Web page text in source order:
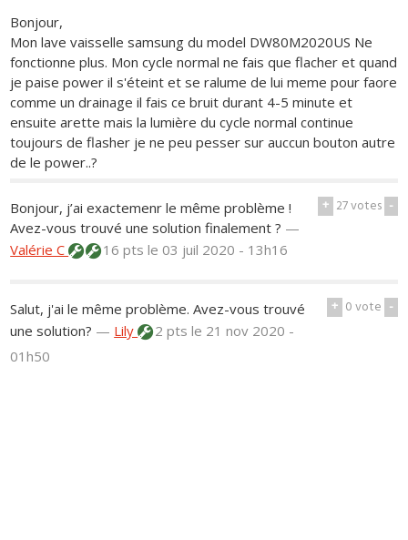
Bonjour,
Mon lave vaisselle samsung du model DW80M2020US Ne
fonctionne plus. Mon cycle normal ne fais que flacher et quand
je paise power il s'éteint et se ralume de lui meme pour faore
comme un drainage il fais ce bruit durant 4-5 minute et
ensuite arette mais la lumière du cycle normal continue
toujours de flasher je ne peu pesser sur auccun bouton autre
de le power..?
+ 27votes -
Bonjour, j’ai exactemenr le même problème !
Avez-vous trouvé une solution finalement ? —
Valérie C
16 ptsle 03 juil 2020 - 13h16
+ 0vote -
Salut, j'ai le même problème. Avez-vous trouvé
une solution? — Lily 2 ptsle 21 nov 2020 -
01h50